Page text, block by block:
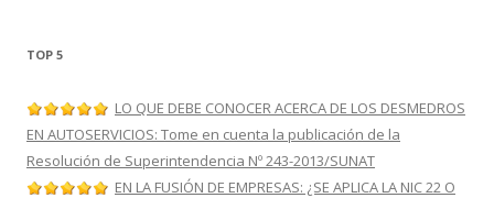
TOP 5
LO QUE DEBE CONOCER ACERCA DE LOS DESMEDROS
EN AUTOSERVICIOS: Tome en cuenta la publicación de la
Resolución de Superintendencia Nº 243-2013/SUNAT
EN LA FUSIÓN DE EMPRESAS: ¿SE APLICA LA NIC 22 O